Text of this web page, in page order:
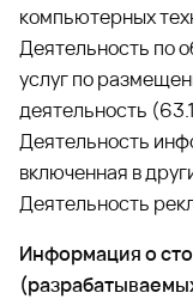
компьютерных
Деятельность по
услуг по
деятельность
Деятельность
включенная в
Деятельность
Информация о